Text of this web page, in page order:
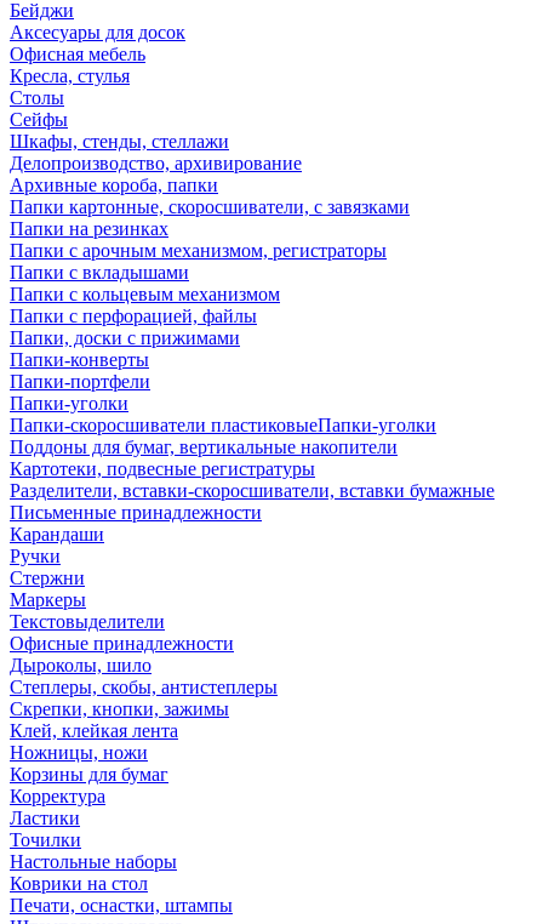
Бейджи
Аксесуары для досок
Офисная мебель
Кресла, стулья
Столы
Сейфы
Шкафы, стенды, стеллажи
Делопроизводство, архивирование
Архивные короба, папки
Папки картонные, скоросшиватели, с завязками
Папки на резинках
Папки с арочным механизмом, регистраторы
Папки с вкладышами
Папки с кольцевым механизмом
Папки с перфорацией, файлы
Папки, доски с прижимами
Папки-конверты
Папки-портфели
Папки-уголки
Папки-скоросшиватели пластиковыеПапки-уголки
Поддоны для бумаг, вертикальные накопители
Картотеки, подвесные регистратуры
Разделители, вставки-скоросшиватели, вставки бумажные
Письменные принадлежности
Карандаши
Ручки
Стержни
Маркеры
Текстовыделители
Офисные принадлежности
Дыроколы, шило
Степлеры, скобы, антистеплеры
Скрепки, кнопки, зажимы
Клей, клейкая лента
Ножницы, ножи
Корзины для бумаг
Корректура
Ластики
Точилки
Настольные наборы
Коврики на стол
Печати, оснастки, штампы